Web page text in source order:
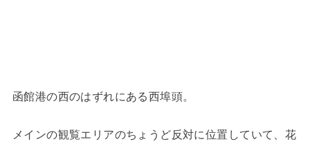
函館港の西のはずれにある西埠頭。
メインの観覧エリアのちょうど反対に位置していて、花